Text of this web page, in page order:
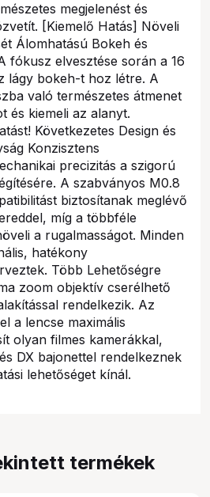
megjelenést és
[Kiemelő Hatás] Növeli
Álomhatású Bokeh és
fókusz elvesztése során a 16
lágy bokeh-t hoz létre. A
való természetes átmenet
és kiemeli az alanyt.
Következetes Design és
Konzisztens
precizitás a szigorú
A szabványos M0.8
biztosítanak meglévő
míg a többféle
a rugalmasságot. Minden
hatékony
Több Lehetőségre
zoom objektív cserélhető
rendelkezik. Az
a lencse maximális
olyan filmes kamerákkal,
DX bajonettel rendelkeznek
lehetőséget kínál.
termékek